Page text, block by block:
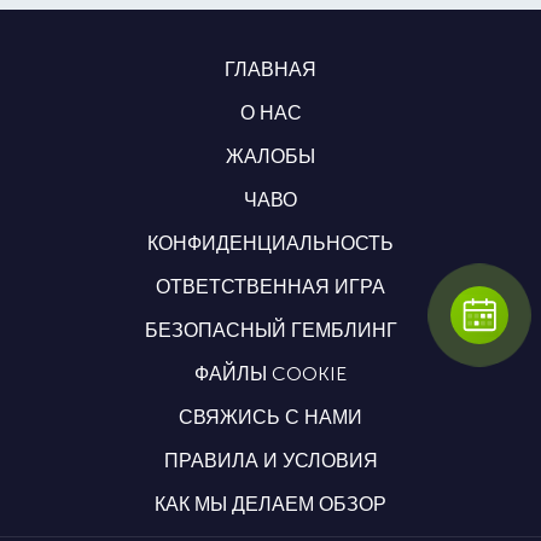
ГЛАВНАЯ
О НАС
ЖАЛОБЫ
ЧАВО
КОНФИДЕНЦИАЛЬНОСТЬ
ОТВЕТСТВЕННАЯ ИГРА
БЕЗОПАСНЫЙ ГЕМБЛИНГ
ФАЙЛЫ COOKIE
СВЯЖИСЬ С НАМИ
ПРАВИЛА И УСЛОВИЯ
КАК МЫ ДЕЛАЕМ ОБЗОР